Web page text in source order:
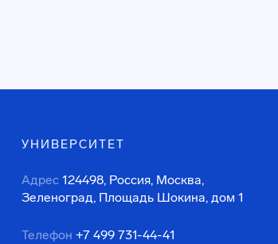
УНИВЕРСИТЕТ
Адрес 124498, Россия, Москва,
Зеленоград, Площадь Шокина, дом 1
Телефон +7 499 731-44-41